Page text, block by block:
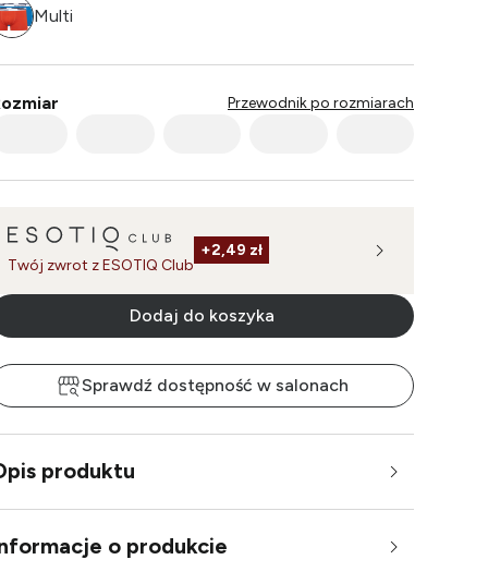
Multi
Przewodnik po rozmiarach
Twój zwrot z ESOTIQ Club
+2,49 zł
Dodaj do koszyka
Sprawdź dostępność w salonach
produktu
o produkcie